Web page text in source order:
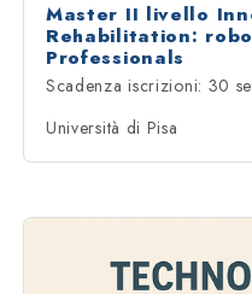
Master II livello
Rehabilitation:
Professionals
Scadenza iscrizioni: 30
Università di Pisa